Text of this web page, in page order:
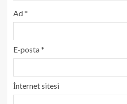
Ad*
E-posta*
İnternet sitesi